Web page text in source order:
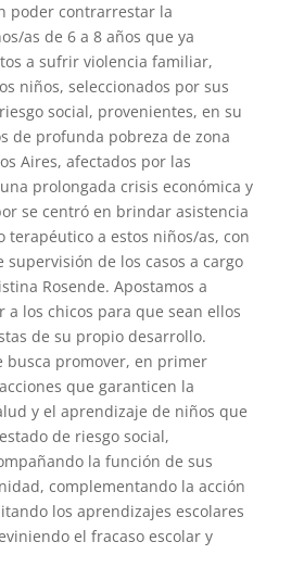
poder contrarrestar la
as de 6 a 8 años que ya
a sufrir violencia familiar,
niños, seleccionados por sus
social, provenientes, en su
de profunda pobreza de zona
Aires, afectados por las
prolongada crisis económica y
se centró en brindar asistencia
terapéutico a estos niños/as, con
de los casos a cargo
Rosende. Apostamos a
a los chicos para que sean ellos
de su propio desarrollo.
busca promover, en primer
que garanticen la
y el aprendizaje de niños que
de riesgo social,
la función de sus
complementando la acción
los aprendizajes escolares
el fracaso escolar y